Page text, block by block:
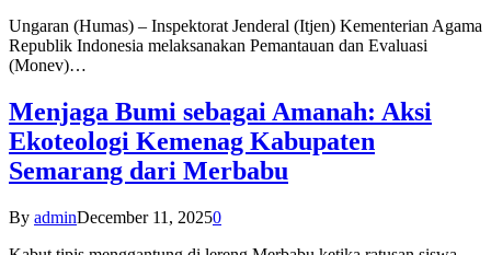
Ungaran (Humas) – Inspektorat Jenderal (Itjen) Kementerian Agama
Republik Indonesia melaksanakan Pemantauan dan Evaluasi
(Monev)…
Menjaga Bumi sebagai Amanah: Aksi
Ekoteologi Kemenag Kabupaten
Semarang dari Merbabu
By adminDecember 11, 20250